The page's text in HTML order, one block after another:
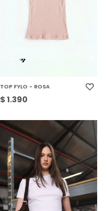
TOP FYLO - ROSA
$1.390